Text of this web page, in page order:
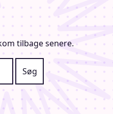
tilbage senere.